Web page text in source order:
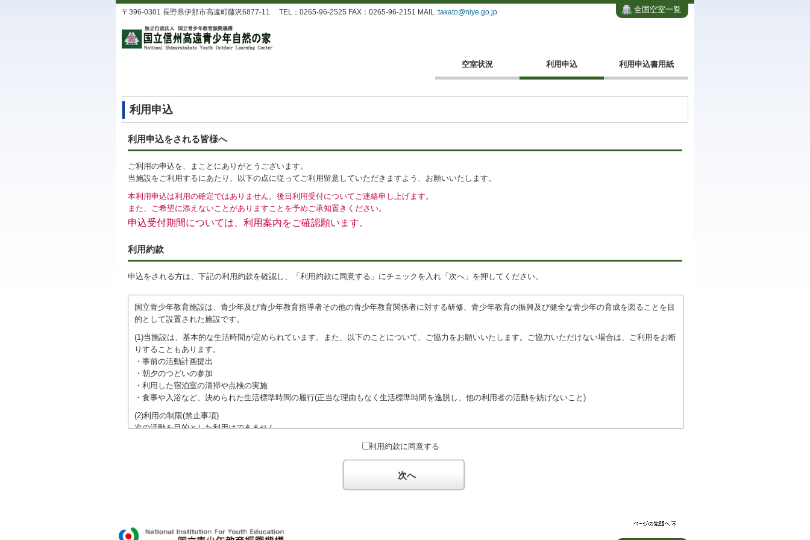
全国空室一覧
〒396-0301 長野県伊那市高遠町藤沢6877-11 TEL：0265-96-2525 FAX：0265-96-2151 MAIL :takato@niye.go.jp
空室状況 利用申込 利用申込書用紙
利用申込
利用申込をされる皆様へ
ご利用の申込を、まことにありがとうございます。
当施設をご利用するにあたり、以下の点に従ってご利用留意していただきますよう、お願いいたします。
本利用申込は利用の確定ではありません。後日利用受付についてご連絡申し上げます。
また、ご希望に添えないことがありますことを予めご承知置きください。
申込受付期間については、利用案内をご確認願います。
利用約款
申込をされる方は、下記の利用約款を確認し、「利用約款に同意する」にチェックを入れ「次へ」を押してください。
国立青少年教育施設は、青少年及び青少年教育指導者その他の青少年教育関係者に対する研修、青少年教育の振興及び健全な青少年の育成を図ることを目
的として設置された施設です。
(1)当施設は、基本的な生活時間が定められています。また、以下のことについて、ご協力をお願いいたします。ご協力いただけない場合は、ご利用をお断
りすることもあります。
・事前の活動計画提出
・朝夕のつどいの参加
・利用した宿泊室の清掃や点検の実施
・食事や入浴など、決められた生活標準時間の履行(正当な理由もなく生活標準時間を逸脱し、他の利用者の活動を妨げないこと)
(2)利用の制限(禁止事項)
次の活動を目的とした利用はできません。
●特定の政党を支持、またはこれに反対するための政治教育その他の政治的活動を目的とした利用
●特定の宗教を支持、またはこれに反対するための宗教教育その他の宗教的活動を目的とした利用(団体が施設内及び施設を利用しながら他の利用者と、地
域での勧誘活動を行ったり、自らの団体の活動をアピールする活動等)
ご利用に際しては、本約款や定められた決まりやマナーを守るとともに、他の利用団体の迷惑とならないようご協力ください。
利用約款に同意する
次へ